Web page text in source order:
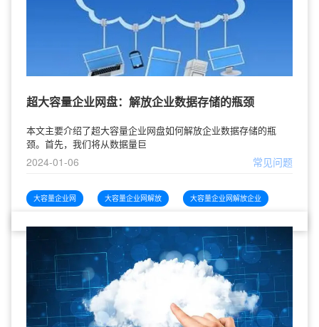
超大容量企业网盘：解放企业数据存储的瓶颈
本文主要介绍了超大容量企业网盘如何解放企业数据存储的瓶
颈。首先，我们将从数据量巨
2024-01-06 常见问题
大容量企业网 大容量企业网解放 大容量企业网解放企业